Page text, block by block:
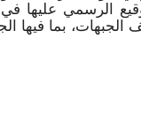
الرسمي
بما فيها